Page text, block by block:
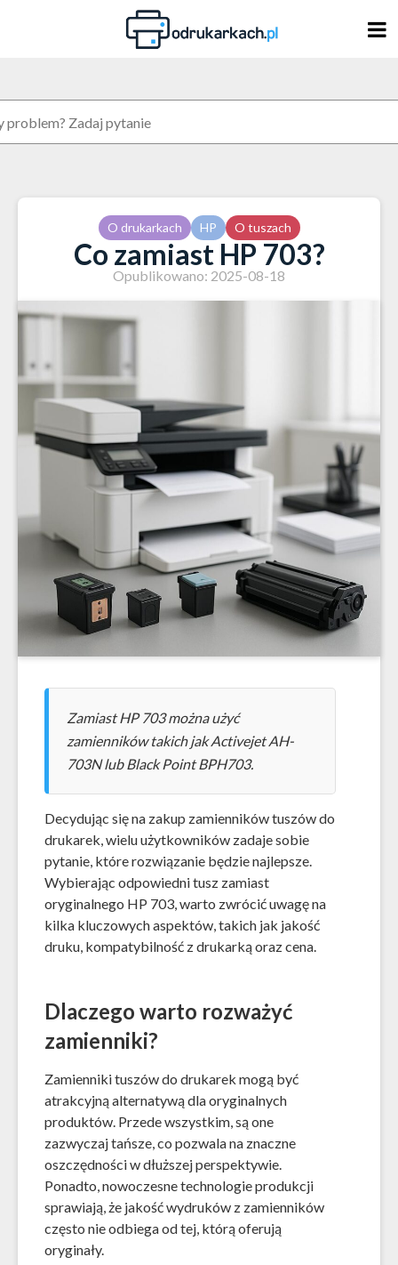
O drukarkach HP O tuszach
Co zamiast HP 703?
Opublikowano: 2025-08-18
Zamiast HP 703 można użyć
zamienników takich jak Activejet AH-
703N lub Black Point BPH703.
Decydując się na zakup zamienników tuszów do
drukarek, wielu użytkowników zadaje sobie
pytanie, które rozwiązanie będzie najlepsze.
Wybierając odpowiedni tusz zamiast
oryginalnego HP 703, warto zwrócić uwagę na
kilka kluczowych aspektów, takich jak jakość
druku, kompatybilność z drukarką oraz cena.
Dlaczego warto rozważyć
zamienniki?
Zamienniki tuszów do drukarek mogą być
atrakcyjną alternatywą dla oryginalnych
produktów. Przede wszystkim, są one
zazwyczaj tańsze, co pozwala na znaczne
oszczędności w dłuższej perspektywie.
Ponadto, nowoczesne technologie produkcji
sprawiają, że jakość wydruków z zamienników
często nie odbiega od tej, którą oferują
oryginały.